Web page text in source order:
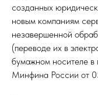
созданных
новым компаниям
незавершенной
(переводе их в
бумажном носителе в
Минфина России от